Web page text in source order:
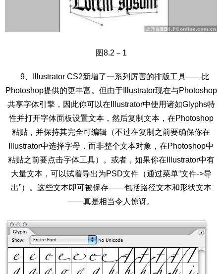
图8.2－1
9、Illustrator CS2新增了一系列厉害的排版工具——比
Photoshop提供的更丰富。但由于Illustrator现在与Photoshop
共享字体引擎，因此你可以在Illustrator中使用诸如Glyphs特
性并打开字体面板设置文本，然后复制文本，在Photoshop
粘贴，并保持其完全可编辑（不过在复制之前要确保你在
Illustrator中选择字母，而非整个文本对象，在Photoshop中
粘贴之前要点击字体工具）。或者，如果你在Illustrator中有
大量文本，可以试着导出为PSD文件（通过菜单“文件->导
出”）。这些文本即可被保存——包括路径文本和形状文本
——真是相当令人惊讶。